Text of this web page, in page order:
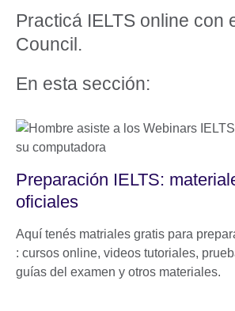
Practicá IELTS online con
Council.
En esta sección:
Preparación IELTS:
oficiales
Aquí tenés matriales gratis para
: cursos online, videos tutoriales,
guías del examen y otros materiales.